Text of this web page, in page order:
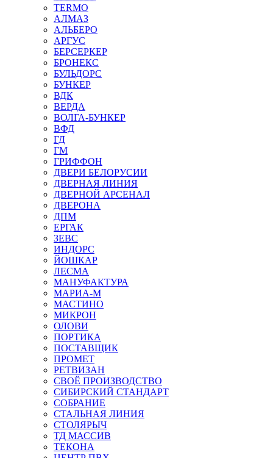
TERMO
АЛМАЗ
АЛЬБЕРО
АРГУС
БЕРСЕРКЕР
БРОНЕКС
БУЛЬДОРС
БУНКЕР
ВДК
ВЕРДА
ВОЛГА-БУНКЕР
ВФД
ГД
ГМ
ГРИФФОН
ДВЕРИ БЕЛОРУСИИ
ДВЕРНАЯ ЛИНИЯ
ДВЕРНОЙ АРСЕНАЛ
ДВЕРОНА
ДПМ
ЕРГАК
ЗЕВС
ИНДОРС
ЙОШКАР
ЛЕСМА
МАНУФАКТУРА
МАРИА-М
МАСТИНО
МИКРОН
ОЛОВИ
ПОРТИКА
ПОСТАВЩИК
ПРОМЕТ
РЕТВИЗАН
СВОЁ ПРОИЗВОДСТВО
СИБИРСКИЙ СТАНДАРТ
СОБРАНИЕ
СТАЛЬНАЯ ЛИНИЯ
СТОЛЯРЫЧ
ТД МАССИВ
ТЕКОНА